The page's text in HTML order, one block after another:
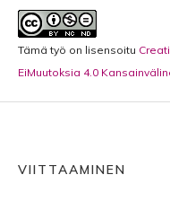
Tämä työ on lisensoitu
EiMuutoksia 4.0
VIITTAAMINEN